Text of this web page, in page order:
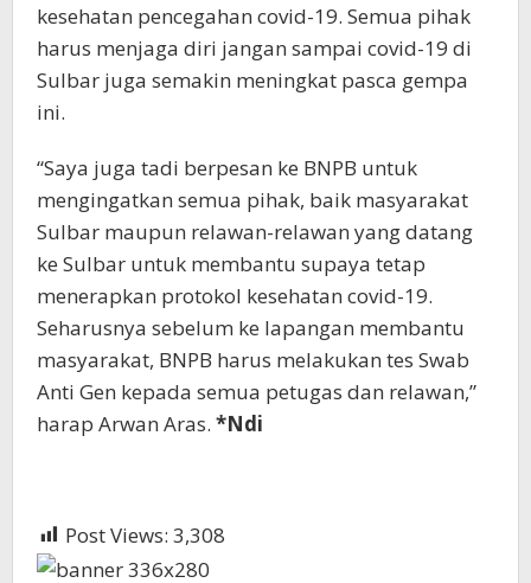
kesehatan pencegahan covid-19. Semua pihak
harus menjaga diri jangan sampai covid-19 di
Sulbar juga semakin meningkat pasca gempa
ini.
“Saya juga tadi berpesan ke BNPB untuk
mengingatkan semua pihak, baik masyarakat
Sulbar maupun relawan-relawan yang datang
ke Sulbar untuk membantu supaya tetap
menerapkan protokol kesehatan covid-19.
Seharusnya sebelum ke lapangan membantu
masyarakat, BNPB harus melakukan tes Swab
Anti Gen kepada semua petugas dan relawan,”
harap Arwan Aras. *Ndi
Post Views: 3,308